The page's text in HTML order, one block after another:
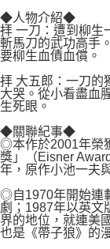
◆人物介紹◆
拝 一刀：遭到柳生
斬馬刀的武功高手
要柳生血債血償。
拝 大五郎：一刀的
大哭。從小看盡血
生死眼。
◆關聯紀事◆
◎本作於2001年榮
獎」（Eisner
年，原作小池一夫
◎自1970年開始連
劇；1987年以英文
界的地位，就連美
也是《帶子狼》的